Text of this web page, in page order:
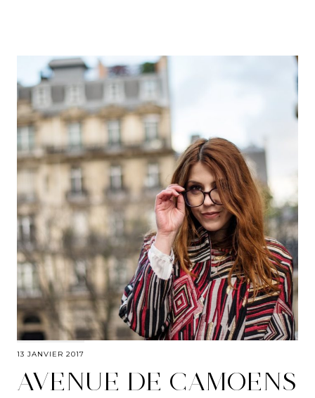
13 JANVIER 2017
AVENUE DE CAMOENS